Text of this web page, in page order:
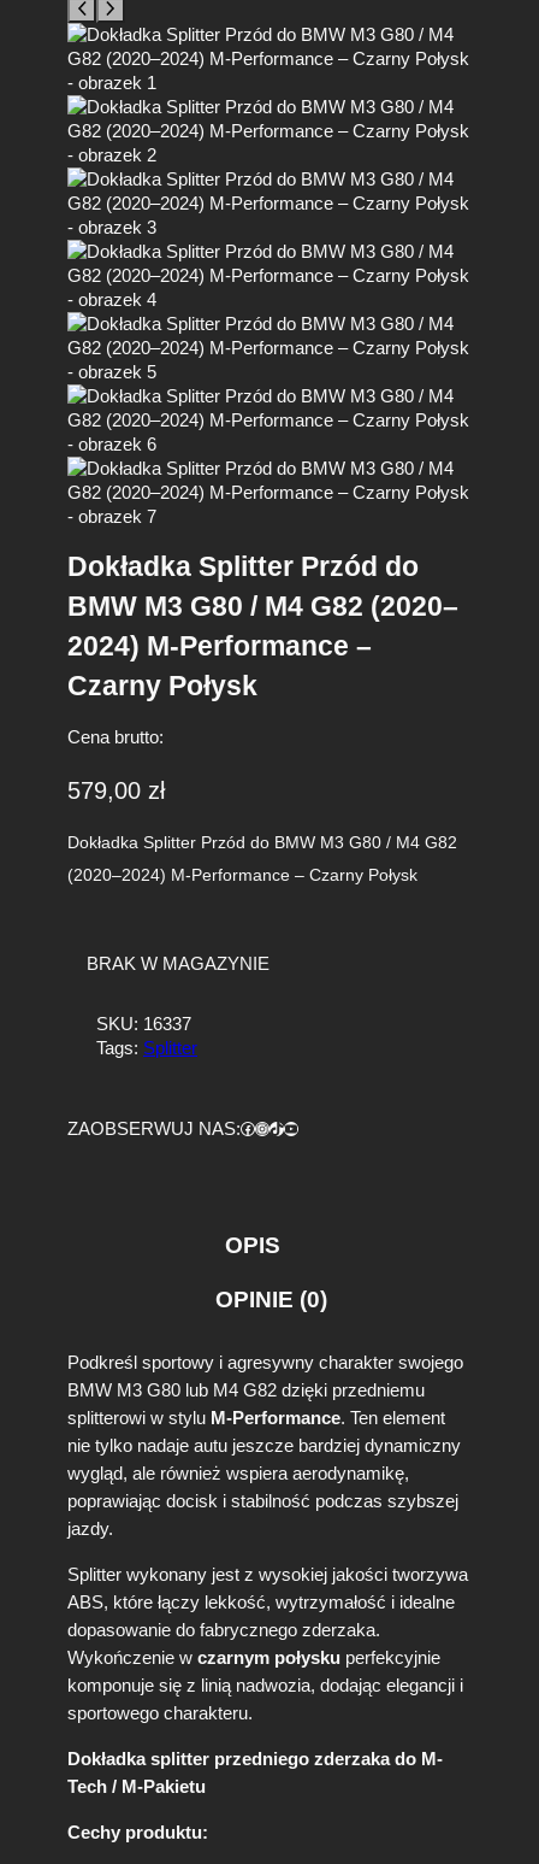
Dokładka Splitter Przód do
BMW M3 G80 / M4 G82 (2020–
2024) M-Performance –
Czarny Połysk
Cena brutto:
579,00 zł
Dokładka Splitter Przód do BMW M3 G80 / M4 G82
(2020–2024) M-Performance – Czarny Połysk
BRAK W MAGAZYNIE
SKU: 16337
Tags: Splitter
ZAOBSERWUJ NAS:Facebook https://www.instagram.com/tuningbaza.pl https://www.tiktok.com/@tuningbaza.pl YouTube
OPIS
OPINIE (0)
Podkreśl sportowy i agresywny charakter swojego
BMW M3 G80 lub M4 G82 dzięki przedniemu
splitterowi w stylu M-Performance. Ten element
nie tylko nadaje autu jeszcze bardziej dynamiczny
wygląd, ale również wspiera aerodynamikę,
poprawiając docisk i stabilność podczas szybszej
jazdy.
Splitter wykonany jest z wysokiej jakości tworzywa
ABS, które łączy lekkość, wytrzymałość i idealne
dopasowanie do fabrycznego zderzaka.
Wykończenie w czarnym połysku perfekcyjnie
komponuje się z linią nadwozia, dodając elegancji i
sportowego charakteru.
Dokładka splitter przedniego zderzaka do M-
Tech / M-Pakietu
Cechy produktu: